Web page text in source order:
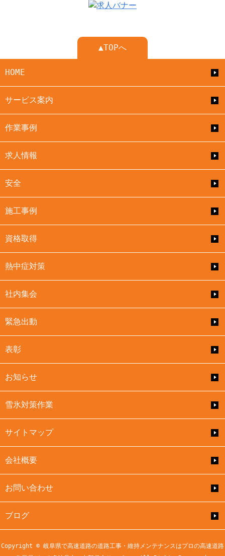
▲TOPへ
HOME
サービス案内
作業事例
求人情報
安全
施工事例
資格取得
熱中症対策
社内集会
緊急出動
表彰
お知らせ
雪氷対策作業
サイトマップ
会社概要
お問い合わせ
ブログ
Copyright © 岐阜県で高速道路の道路工事・維持メンテナンスはプロの高速道路